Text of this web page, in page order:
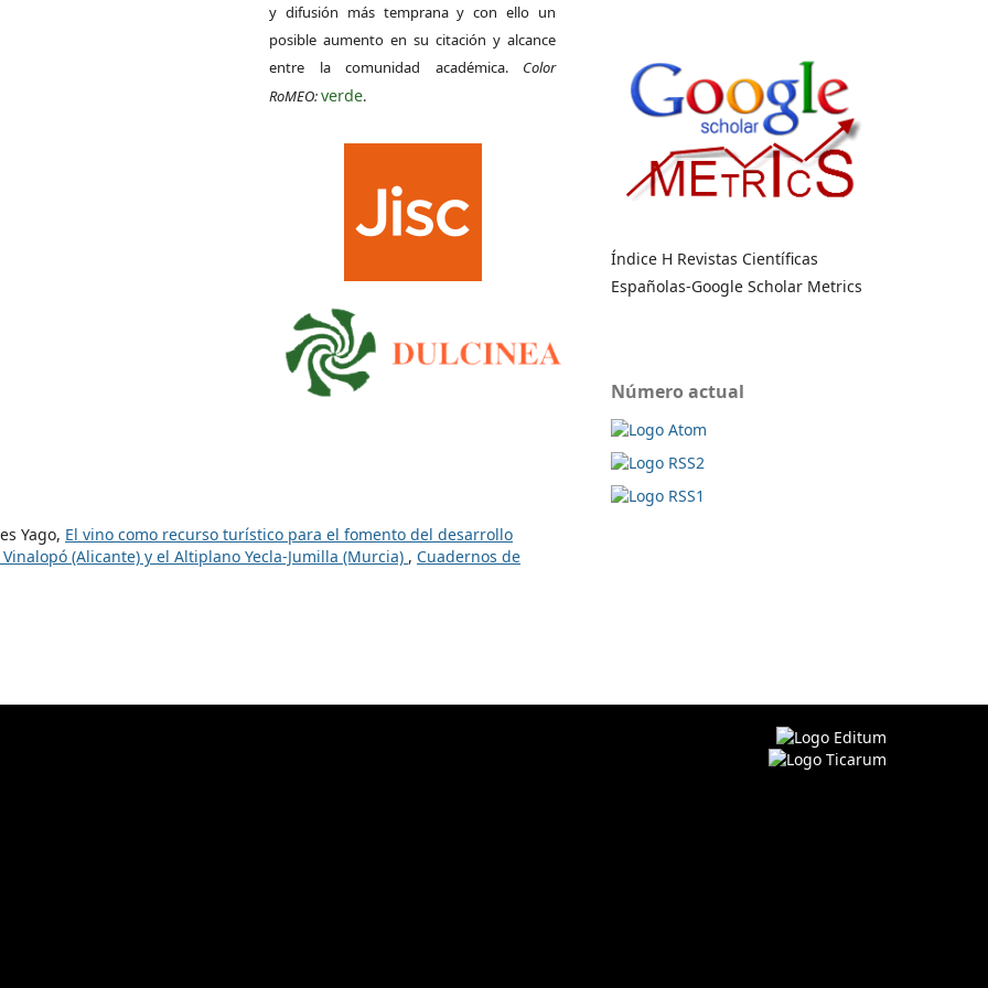
y difusión más temprana y con ello un
posible aumento en su citación y alcance
entre la comunidad académica. Color
RoMEO:verde.
Yago, El vino como recurso turístico para el fomento del desarrollo
(Alicante) y el Altiplano Yecla-Jumilla (Murcia) , Cuadernos de
Índice H Revistas Científicas
Españolas-Google Scholar Metrics
Número actual